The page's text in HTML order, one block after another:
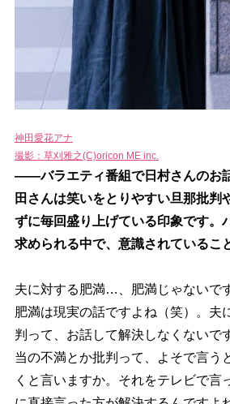
神田愛花アナ
撮影：草刈雅之(C)oricon ME inc.
――バラエティ番組で日村さんのお
田さんは笑いをとりやすい旦那批判
ずに毎回盛り上げている印象です。
求められる中で、意識されているこ
夫に対する肥満…、肥満じゃないで
肥満は現実の話ですよね（笑）。夫
判って、お話して解決しなくないで
当の不満とか批判って、よそで言う
くと言いますか。それをテレビで言